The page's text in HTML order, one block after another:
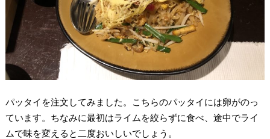
パッタイを注文してみました。こちらのパッタイには卵がのっ
ています。ちなみに最初はライムを絞らずに食べ、途中でライ
ムで味を変えると二度おいしいでしょう。